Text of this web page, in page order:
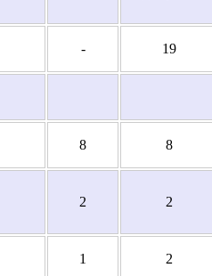
- 19
8 8
2 2
1 2